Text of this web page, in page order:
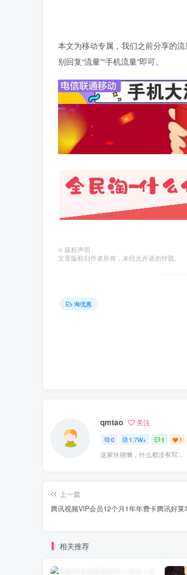
本文为移动专属，我们之前分享的
别回复“流量”“手机流量”即可。
© 版权声明
文章版权归作者所有，未经允许请勿转载。
淘优惠
qmtao 关注
0 1.7W+ 1 1
这家伙很懒，什么都没有写...
上一篇
腾讯视频VIP会员12个月1年年费卡腾讯好
相关推荐